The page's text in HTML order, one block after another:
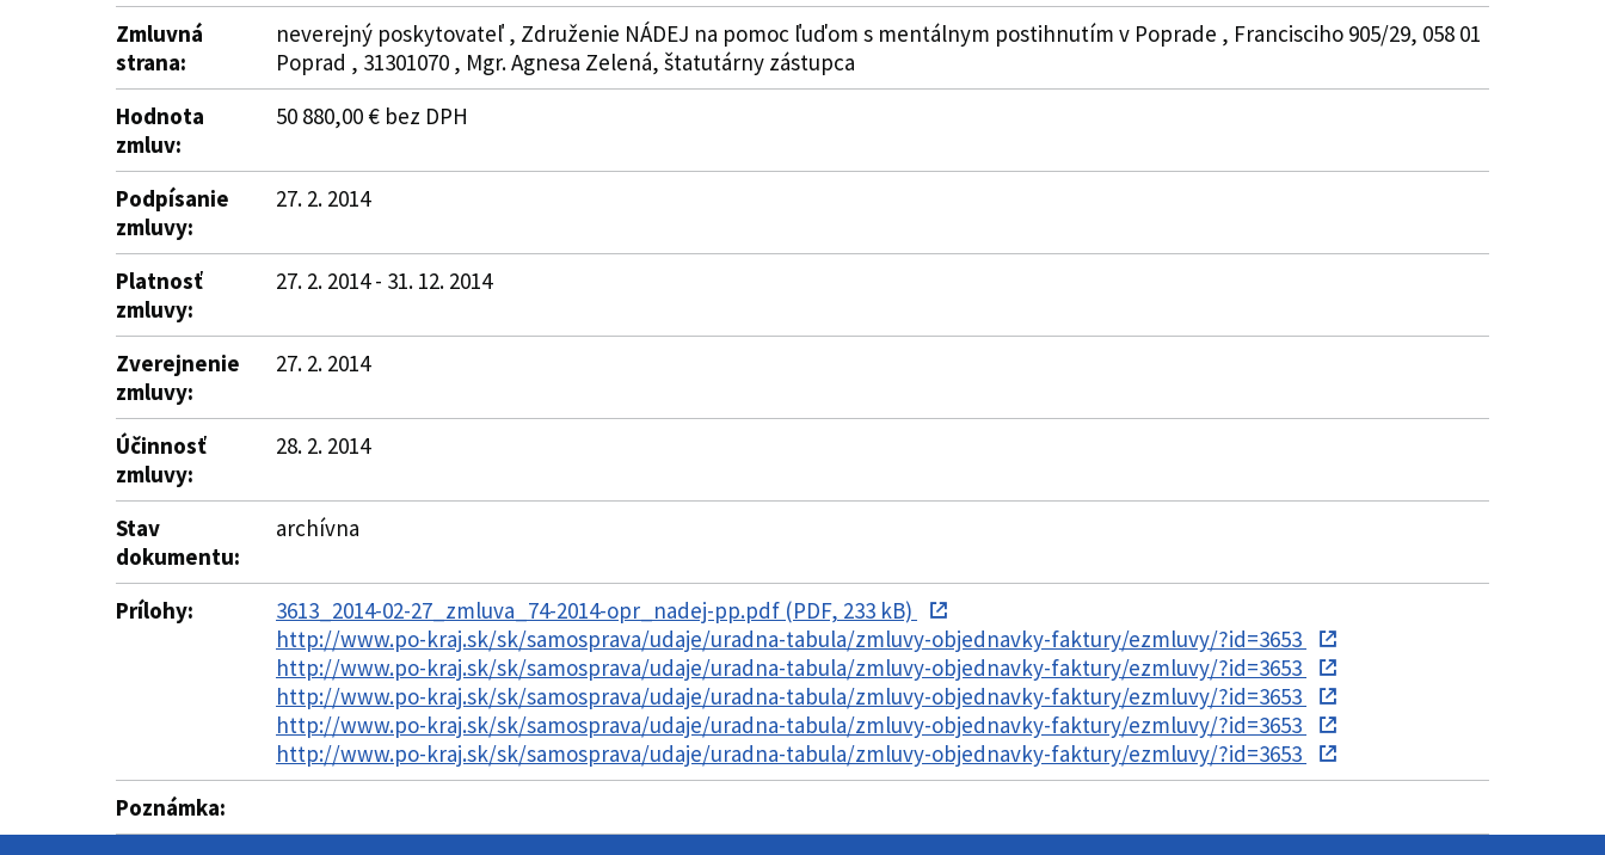
Zmluvná
strana:
neverejný poskytovateľ , Združenie NÁDEJ na pomoc ľuďom s mentálnym postihnutím v Poprade , Francisciho 905/29, 058 01
Poprad , 31301070 , Mgr. Agnesa Zelená, štatutárny zástupca
Hodnota
zmluv:
50 880,00 € bez DPH
Podpísanie
zmluvy:
27. 2. 2014
Platnosť
zmluvy:
27. 2. 2014 - 31. 12. 2014
Zverejnenie
zmluvy:
27. 2. 2014
Účinnosť
zmluvy:
28. 2. 2014
Stav
dokumentu:
archívna
Prílohy:
3613_2014-02-27_zmluva_74-2014-opr_nadej-pp.pdf (PDF, 233 kB)
http://www.po-kraj.sk/sk/samosprava/udaje/uradna-tabula/zmluvy-objednavky-faktury/ezmluvy/?id=3653
http://www.po-kraj.sk/sk/samosprava/udaje/uradna-tabula/zmluvy-objednavky-faktury/ezmluvy/?id=3653
http://www.po-kraj.sk/sk/samosprava/udaje/uradna-tabula/zmluvy-objednavky-faktury/ezmluvy/?id=3653
http://www.po-kraj.sk/sk/samosprava/udaje/uradna-tabula/zmluvy-objednavky-faktury/ezmluvy/?id=3653
http://www.po-kraj.sk/sk/samosprava/udaje/uradna-tabula/zmluvy-objednavky-faktury/ezmluvy/?id=3653
Poznámka: